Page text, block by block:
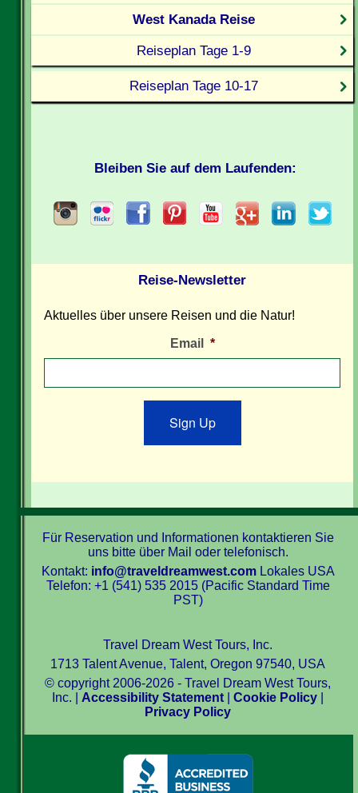
West Kanada Reise
Reiseplan Tage 1-9
Reiseplan Tage 10-17
Bleiben Sie auf dem Laufenden:
Reise-Newsletter
Aktuelles über unsere Reisen und die Natur!
Email *
Sign Up
Für Reservation und Informationen kontaktieren Sie
uns bitte über Mail oder telefonisch.
Kontakt: info@traveldreamwest.comLokales USA
Telefon: +1 (541) 535 2015 (Pacific Standard Time
PST)
Travel Dream West Tours, Inc.
1713 Talent Avenue, Talent, Oregon 97540, USA
© copyright 2006-2026 - Travel Dream West Tours,
Inc. | Accessibility Statement |Cookie Policy
Privacy Policy